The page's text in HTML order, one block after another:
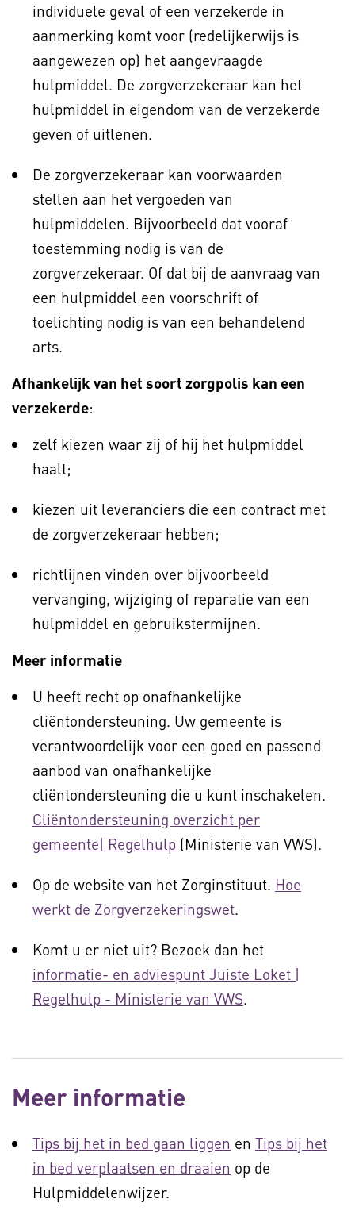
individuele geval of een verzekerde in
aanmerking komt voor (redelijkerwijs is
aangewezen op) het aangevraagde
hulpmiddel. De zorgverzekeraar kan het
hulpmiddel in eigendom van de verzekerde
geven of uitlenen.
De zorgverzekeraar kan voorwaarden
stellen aan het vergoeden van
hulpmiddelen. Bijvoorbeeld dat vooraf
toestemming nodig is van de
zorgverzekeraar. Of dat bij de aanvraag van
een hulpmiddel een voorschrift of
toelichting nodig is van een behandelend
arts.
Afhankelijk van het soort zorgpolis kan een
verzekerde:
zelf kiezen waar zij of hij het hulpmiddel
haalt;
kiezen uit leveranciers die een contract met
de zorgverzekeraar hebben;
richtlijnen vinden over bijvoorbeeld
vervanging, wijziging of reparatie van een
hulpmiddel en gebruikstermijnen.
Meer informatie
U heeft recht op onafhankelijke
cliëntondersteuning. Uw gemeente is
verantwoordelijk voor een goed en passend
aanbod van onafhankelijke
cliëntondersteuning die u kunt inschakelen.
Cliëntondersteuning overzicht per
gemeente| Regelhulp (Ministerie van VWS).
Op de website van het Zorginstituut. Hoe
werkt de Zorgverzekeringswet.
Komt u er niet uit? Bezoek dan het
informatie- en adviespunt Juiste Loket |
Regelhulp - Ministerie van VWS.
Meer informatie
Tips bij het in bed gaan liggen en Tips bij het
in bed verplaatsen en draaien op de
Hulpmiddelenwijzer.